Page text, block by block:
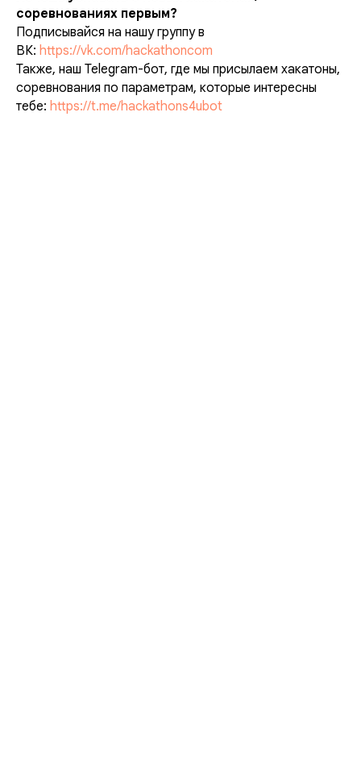
соревнованиях первым?
Подписывайся на нашу группу в
ВК: https://vk.com/hackathoncom
Также, наш Telegram-бот, где мы присылаем хакатоны,
соревнования по параметрам, которые интересны
тебе: https://t.me/hackathons4ubot